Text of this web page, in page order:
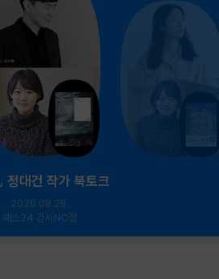
정대건 작가 북토크
2026.08.28.
예스24 강서NC점